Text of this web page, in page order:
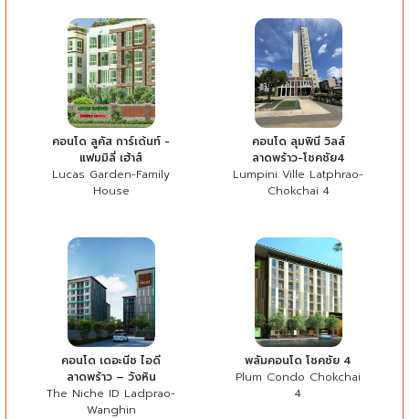
คอนโด ลูคัส การ์เด้นท์ -
แฟมมิลี่ เฮ้าส์
Lucas Garden-Family
House
คอนโด ลุมพินี วิลล์
ลาดพร้าว-โชคชัย4
Lumpini Ville Latphrao-
Chokchai 4
คอนโด เดอะนีช ไอดี
ลาดพร้าว – วังหิน
The Niche ID Ladprao-
Wanghin
พลัมคอนโด โชคชัย 4
Plum Condo Chokchai
4